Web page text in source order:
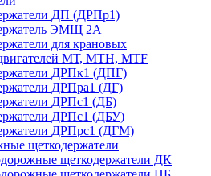
ДП (ДРПр1)
ЭМЩ 2А
для крановых
МТ, МТН, МТF
ДРПк1 (ДПГ)
ДРПра1 (ДГ)
ДРПс1 (ДБ)
ДРПс1 (ДБУ)
ДРПрс1 (ДГМ)
щеткодержатели
щеткодержатели ДК